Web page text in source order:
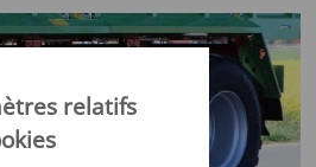
relatifs